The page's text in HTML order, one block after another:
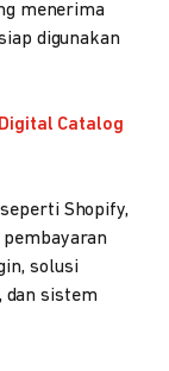
menerima
digunakan
Digital Catalog
Shopify,
pembayaran
solusi
dan sistem